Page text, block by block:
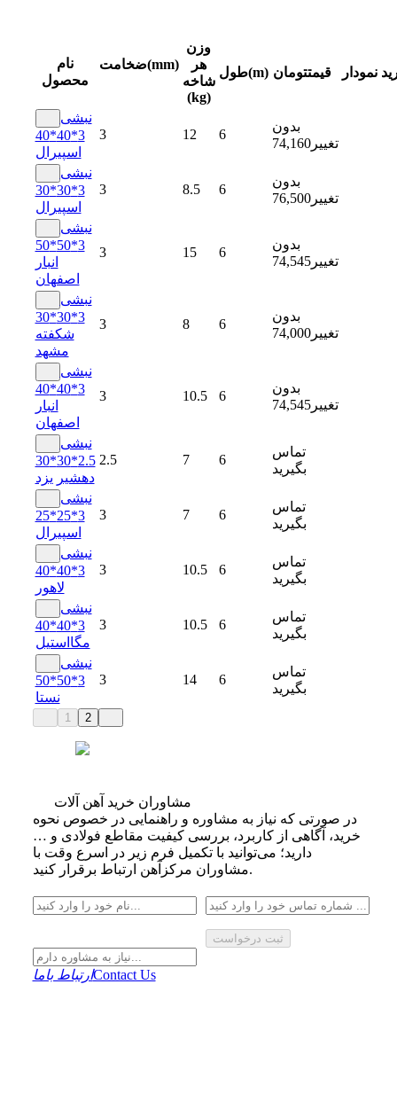
نام
محصول
ضخامت(mm)
وزن
هر
شاخه
(kg)
طول(m) قیمتتومان نمودار
نبشی
3*40*40
اسپیرال
3 12 6
بدون
تغییر74,160
نبشی
3*30*30
اسپیرال
3 8.5 6
بدون
تغییر76,500
نبشی
3*50*50
انبار
اصفهان
3 15 6
بدون
تغییر74,545
نبشی
3*30*30
شکفته
مشهد
3 8 6
بدون
تغییر74,000
نبشی
3*40*40
انبار
اصفهان
3 10.5 6
بدون
تغییر74,545
نبشی
2.5*30*30
دهشیر یزد
2.5 7 6
تماس
بگیرید
نبشی
3*25*25
اسپیرال
3 7 6
تماس
بگیرید
نبشی
3*40*40
لاهور
3 10.5 6
تماس
بگیرید
نبشی
3*40*40
مگااستیل
3 10.5 6
تماس
بگیرید
نبشی
3*50*50
نستا
3 14 6
تماس
بگیرید
1 2
مشاوران خرید آهن آلات
در صورتی که نیاز به مشاوره و راهنمایی در خصوص نحوه
خرید، آگاهی از کاربرد، بررسی کیفیت مقاطع فولادی و …
دارید؛ می‌توانید با تکمیل فرم زیر در اسرع وقت با
مشاوران مرکزآهن ارتباط برقرار کنید.
ثبت درخواست
ارتباط باماContact Us